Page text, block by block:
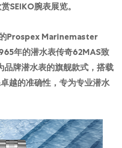
SEIKO腕表展览。
Prospex Marinemaster
年的潜水表传奇62MAS致
牌潜水表的旗舰款式，搭载
越的准确性，专为专业潜水